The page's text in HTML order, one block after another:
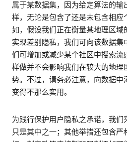
属于某数据集，因为给定算法的输
样，无论是包含了还是未包含相应
如，假设我们正在衡量某地理区域
实现差别隐私，我们可向该数据
们可增加或减少某个社区中搜索流
样做并不会影响我们在较大的地理
势。不过，请务必注意，向数据中
变得不那么实用。
为践行保护用户隐私之承诺，我
只是其中之一；其他举措还包含严